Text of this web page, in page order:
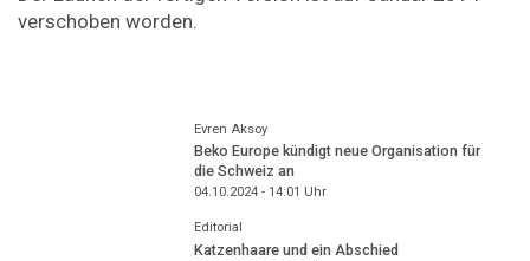
verschoben worden.
Evren Aksoy
Beko Europe kündigt neue Organisation für
die Schweiz an
04.10.2024 - 14:01 Uhr
Editorial
Katzenhaare und ein Abschied